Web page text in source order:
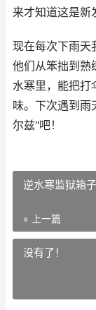
来才知道这是新
现在每次下雨天
他们从笨拙到熟
水寒里，能把打
味。下次遇到雨
尔兹"吧！
逆水寒监狱箱
« 上一篇
没有了！